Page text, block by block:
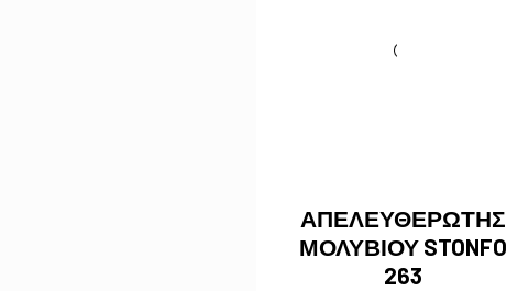
ΑΠΕΛΕΥΘΕΡΩΤΗΣ
ΜΟΛΥΒΙΟΥ STONFO
263